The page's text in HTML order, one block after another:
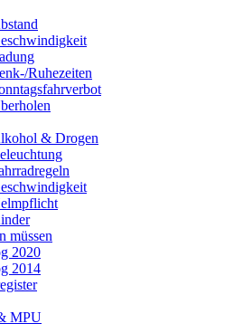
Ruhezeiten
& Drogen
müssen
2020
2014
MPU